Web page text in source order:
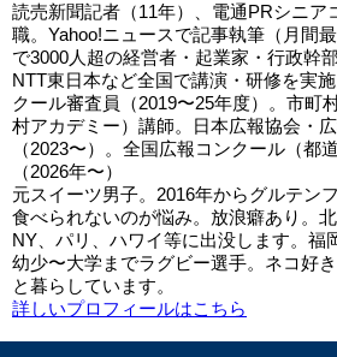
読売新聞記者（11年）、電通PRシニア
職。Yahoo!ニュースで記事執筆（月間
で3000人超の経営者・起業家・行政幹
NTT東日本など全国で講演・研修を実
クール審査員（2019〜25年度）。市町
村アカデミー）講師。日本広報協会・
（2023〜）。全国広報コンクール（都
（2026年〜）
元スイーツ男子。2016年からグルテン
食べられないのが悩み。放浪癖あり。
NY、パリ、ハワイ等に出没します。福
幼少〜大学までラグビー選手。ネコ好
と暮らしています。
詳しいプロフィールはこちら